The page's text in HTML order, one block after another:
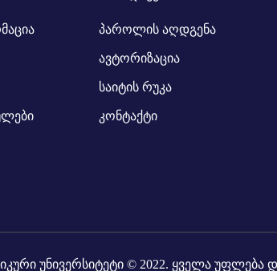
პაროლის აღდგენა
ავტორიზაცია
საიტის რუკა
კონტაქტი
უნივერსიტეტი © 2022. ყველა უფლება